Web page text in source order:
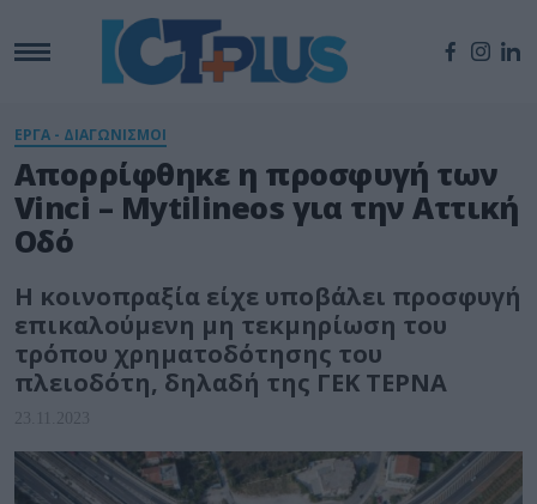
ΕΡΓΑ - ΔΙΑΓΩΝΙΣΜΟΙ
Απορρίφθηκε η προσφυγή των
Vinci – Mytilineos για την Αττική
Οδό
Η κοινοπραξία είχε υποβάλει προσφυγή
επικαλούμενη μη τεκμηρίωση του
τρόπου χρηματοδότησης του
πλειοδότη, δηλαδή της ΓΕΚ ΤΕΡΝΑ
23.11.2023